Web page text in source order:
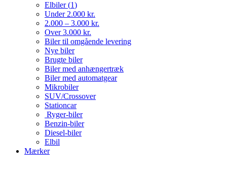
Elbiler (1)
Under 2.000 kr.
2.000 – 3.000 kr.
Over 3.000 kr.
Biler til omgående levering
Nye biler
Brugte biler
Biler med anhængertræk
Biler med automatgear
Mikrobiler
SUV/Crossover
Stationcar
Ryger-biler
Benzin-biler
Diesel-biler
Elbil
Mærker